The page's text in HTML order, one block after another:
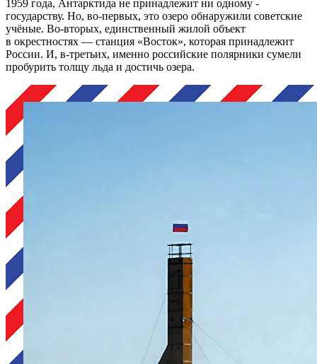
1959 года, Антарктида не принадлежит ни одному ­
государству. Но, во‑первых, это озеро обнаружили советские
учёные. Во-вторых, единственный жилой объект
в окрестностях — станция «Восток», которая принадлежит
России. И, в‑третьих, именно российские полярники сумели
пробурить толщу льда и достичь озера.